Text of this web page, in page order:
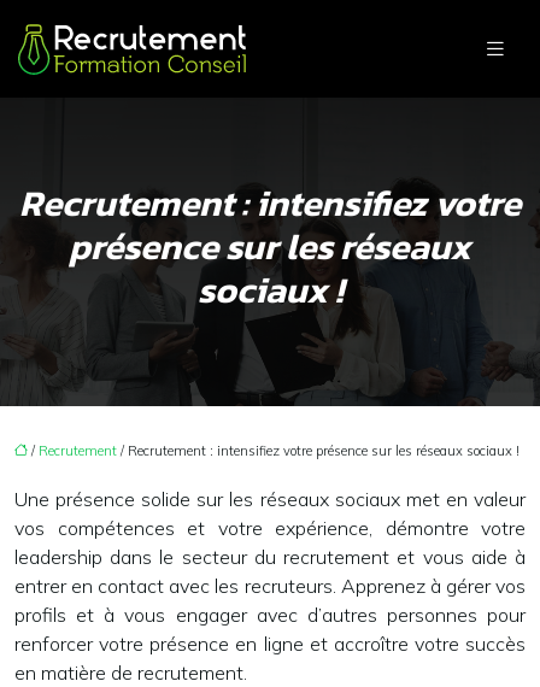
Recrutement : intensifiez votre
présence sur les réseaux
sociaux !
/ Recrutement / Recrutement : intensifiez votre présence sur les réseaux sociaux !
Une présence solide sur les réseaux sociauxmet en valeur
vos compétences et votre expérience, démontre votre
leadership dans le secteur du recrutement et vous aide à
entrer en contact avec les recruteurs. Apprenez à gérer vos
profils et à vous engager avec d’autres personnes pour
renforcer votre présence en ligne et accroître votre succès
en matière de recrutement.